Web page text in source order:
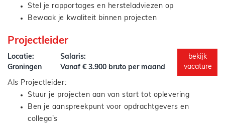
Stel je rapportages en hersteladviezen op
Bewaak je kwaliteit binnen projecten
Begeleid je junior en medior collega’s
Je bent niet alleen inhoudelijk sterk, maar ook een
vraagbaak.
Projectleider
Locatie:
Groningen
Salaris:
Vanaf € 3.900 bruto per maand
bekijk
vacature
Als Projectleider:
Stuur je projecten aan van start tot oplevering
Ben je aanspreekpunt voor opdrachtgevers en
collega’s